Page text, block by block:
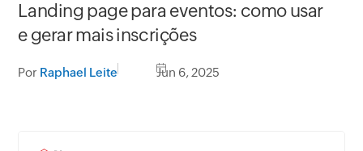
Landing page para eventos: como usar
e gerar mais inscrições
Por Raphael Leite Jun 6, 2025